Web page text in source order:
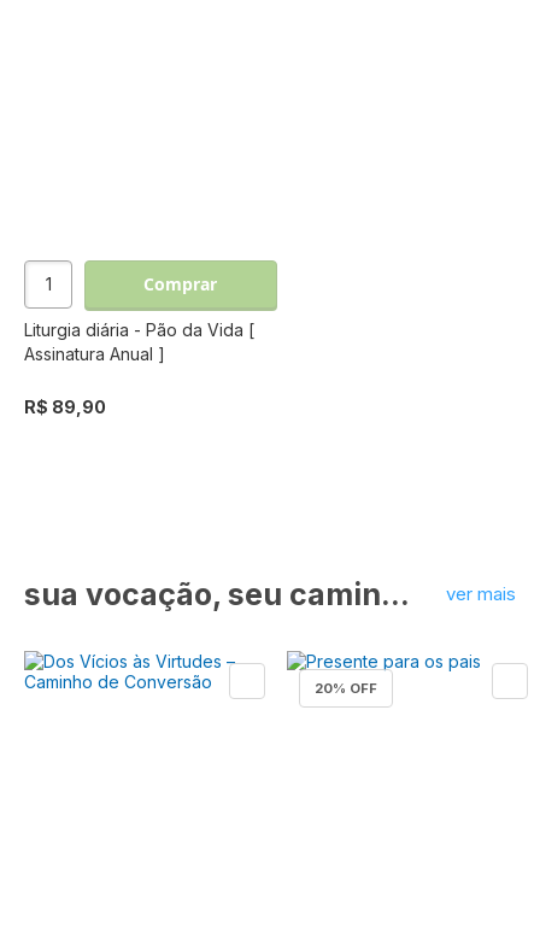
Comprar
Liturgia diária - Pão da Vida [
Assinatura Anual ]
R$ 89,90
sua vocação, seu caminho de santidade ver mais
20% OFF